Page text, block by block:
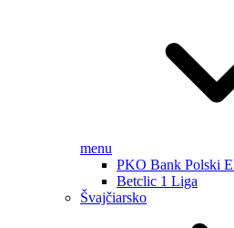
menu
PKO Bank Polski
Betclic 1 Liga
Švajčiarsko